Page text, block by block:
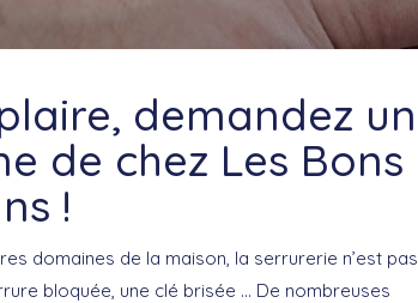
demandez un
de chez Les Bons
!
domaines de la maison, la serrurerie n’est pas
bloquée, une clé brisée … De nombreuses